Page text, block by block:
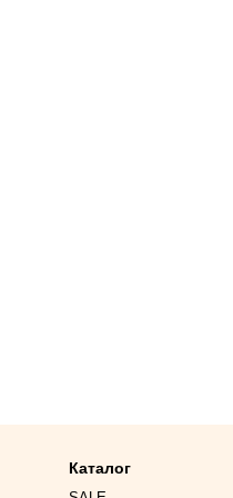
Каталог